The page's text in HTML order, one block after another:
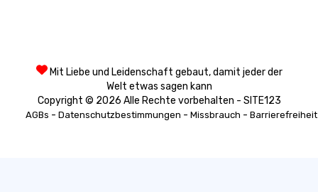
Mit Liebe und Leidenschaft gebaut, damit jeder der
Welt etwas sagen kann
Copyright © 2026 Alle Rechte vorbehalten - SITE123
AGBs - Datenschutzbestimmungen - Missbrauch - Barrierefreiheit